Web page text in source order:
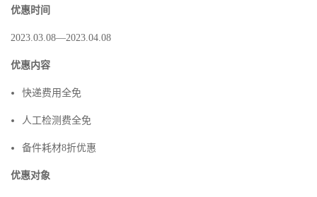
优惠时间
2023.03.08—2023.04.08
优惠内容
快递费用全免
人工检测费全免
备件耗材8折优惠
优惠对象